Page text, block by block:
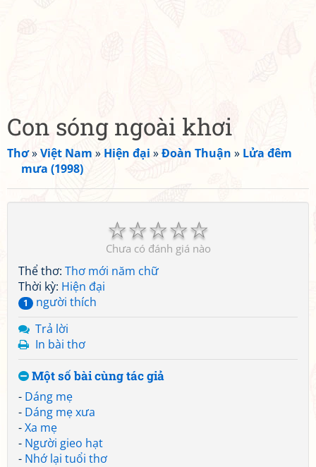
Con sóng ngoài khơi
Thơ»Việt Nam » Hiện đại »Đoàn Thuận » Lửa đêm
mưa (1998)
☆
☆
☆
☆
☆
Chưa có đánh giá nào
Thể thơ: Thơ mới năm chữ
Thời kỳ: Hiện đại
1
người thích
Trả lời
In bài thơ
Một số bài cùng tác giả
- Dáng mẹ
- Dáng mẹ xưa
-Xa mẹ
- Người gieo hạt
- Nhớ lại tuổi thơ